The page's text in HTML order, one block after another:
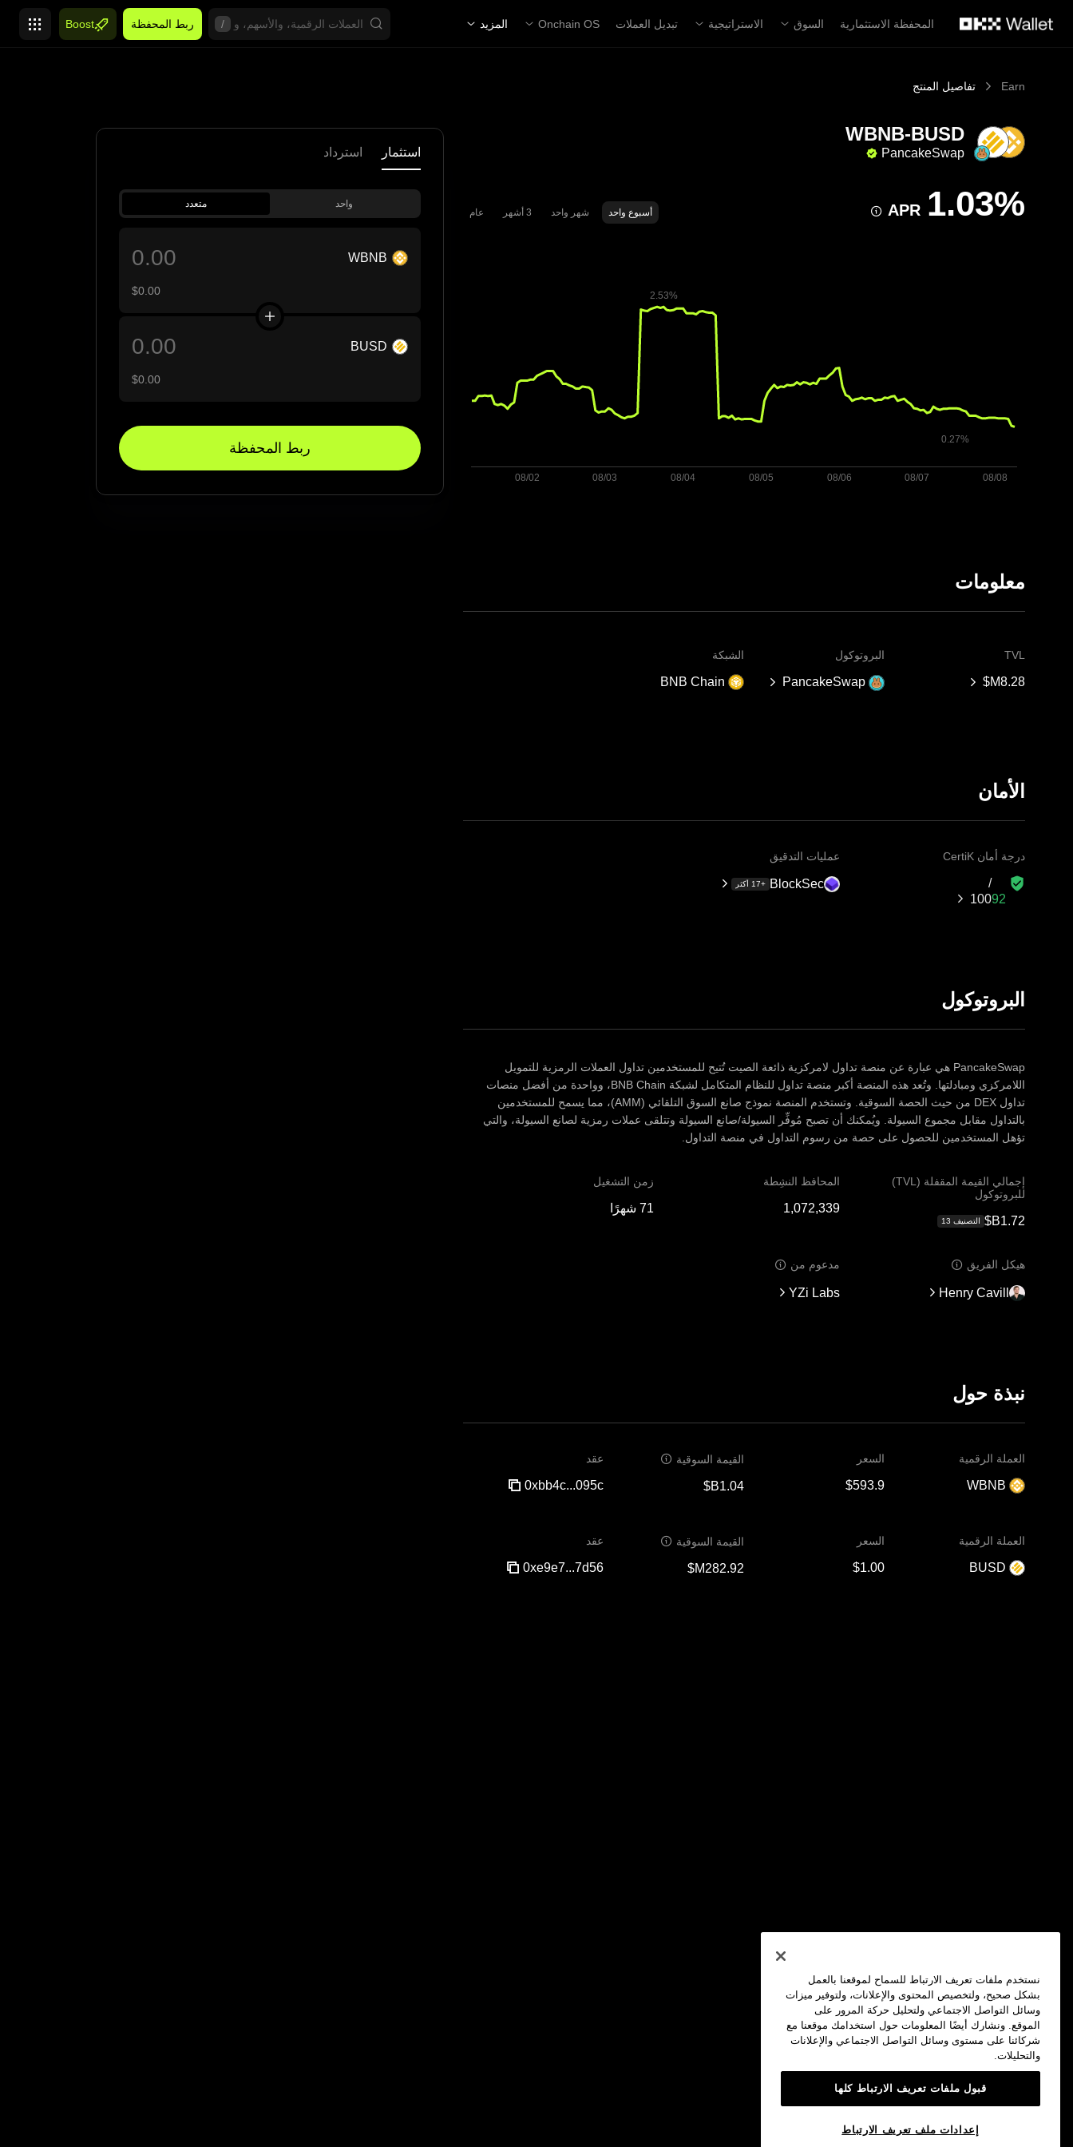
المحفظة الاستثمارية
السوق الاستراتيجية تبديل العملات Onchain OS المزيد / ربط المحفظة Boost
Earn تفاصيل المنتج
WBNB-BUSD
PancakeSwap
APR أسبوع واحد شهر واحد 3 أشهر عام
معلومات
TVL البروتوكول
PancakeSwap
الشبكة
BNB Chain
الأمان
درجة أمان CertiK
100‏
عمليات التدقيق
BlockSec +17 أكثر
البروتوكول
PancakeSwap هي عبارة عن منصة تداول لامركزية ذائعة الصيت تُتيح للمستخدمين تداول العملات الرمزية للتمويل
اللامركزي ومبادلتها. وتُعد هذه المنصة أكبر منصة تداول للنظام المتكامل لشبكة BNB Chain، وواحدة من أفضل منصات
تداول DEX من حيث الحصة السوقية. وتستخدم المنصة نموذج صانع السوق التلقائي (AMM)، مما يسمح للمستخدمين
بالتداول مقابل مجموع السيولة. ويُمكنك أن تصبح مُوفِّر السيولة/صانع السيولة وتتلقى عملات رمزية لصانع السيولة، والتي
تؤهل المستخدمين للحصول على حصة من رسوم التداول في منصة التداول.
إجمالي القيمة المقفلة (TVL)
للبروتوكول
التصنيف ‏‎13‏
المحافظ النشِطة
‏‎1,072,339‏
زمن التشغيل
71 شهرًا
هيكل الفريق
Henry Cavill
مدعوم من
YZi Labs
نبذة حول
العملة الرقمية
WBNB
السعر القيمة السوقية عقد
0xbb4c...095c
العملة الرقمية
BUSD
السعر القيمة السوقية عقد
0xe9e7...7d56
استثمار استرداد
واحد متعدد
WBNB
BUSD
ربط المحفظة
نستخدم ملفات تعريف الارتباط للسماح لموقعنا بالعمل
بشكل صحيح، ولتخصيص المحتوى والإعلانات، ولتوفير ميزات
وسائل التواصل الاجتماعي ولتحليل حركة المرور على
الموقع. ونشارك أيضًا المعلومات حول استخدامك موقعنا مع
شركائنا على مستوى وسائل التواصل الاجتماعي والإعلانات
والتحليلات.
قبول ملفات تعريف الارتباط كلها
إعدادات ملف تعريف الارتباط